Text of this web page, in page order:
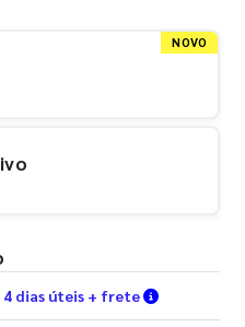
NOVO
4 dias úteis + frete Verifique